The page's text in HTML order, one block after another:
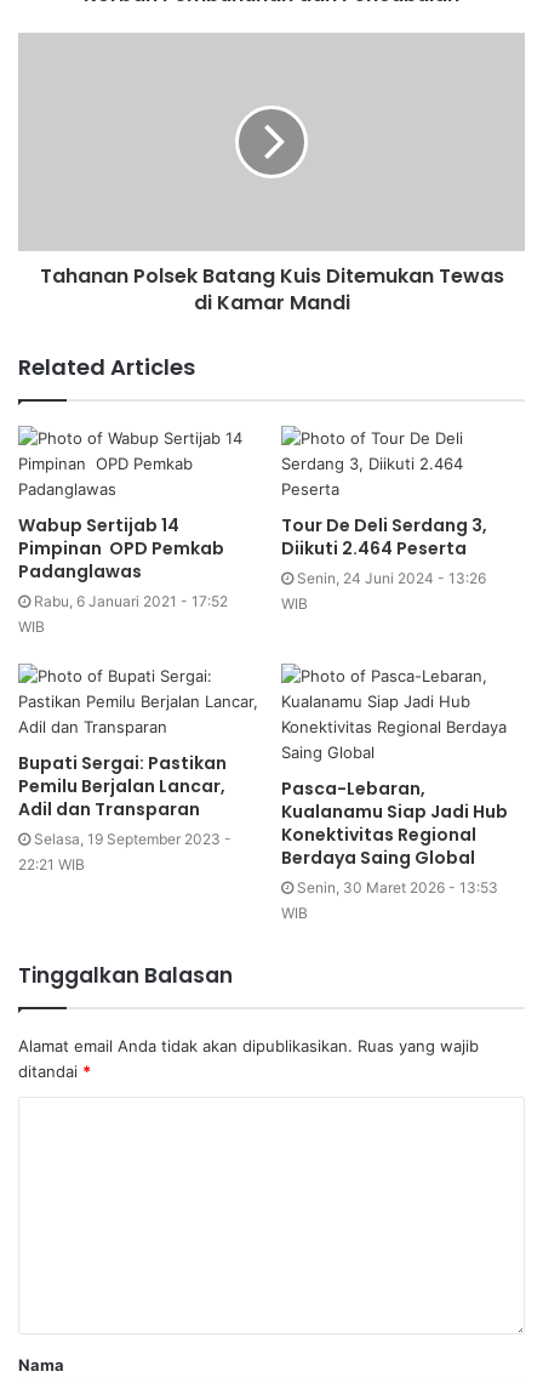
Tahanan Polsek Batang Kuis Ditemukan Tewas
di Kamar Mandi
Related Articles
Wabup Sertijab 14
Pimpinan OPD Pemkab
Padanglawas
Rabu, 6 Januari 2021 - 17:52
WIB
Tour De Deli Serdang 3,
Diikuti 2.464 Peserta
Senin, 24 Juni 2024 - 13:26
WIB
Bupati Sergai: Pastikan
Pemilu Berjalan Lancar,
Adil dan Transparan
Selasa, 19 September 2023 -
22:21 WIB
Pasca-Lebaran,
Kualanamu Siap Jadi Hub
Konektivitas Regional
Berdaya Saing Global
Senin, 30 Maret 2026 - 13:53
WIB
Tinggalkan Balasan
Alamat email Anda tidak akan dipublikasikan. Ruas yang wajib
ditandai *
Nama